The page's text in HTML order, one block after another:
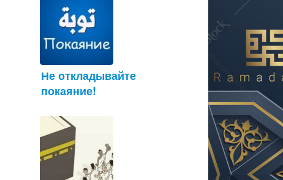
Не откладывайте
покаяние!